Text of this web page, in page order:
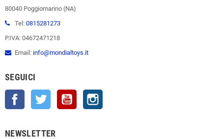
80040 Poggiomarino (NA)
Tel: 0815281273
P.IVA: 04672471218
Email: info@mondialtoys.it
SEGUICI
Facebook Twitter YouTube
NEWSLETTER